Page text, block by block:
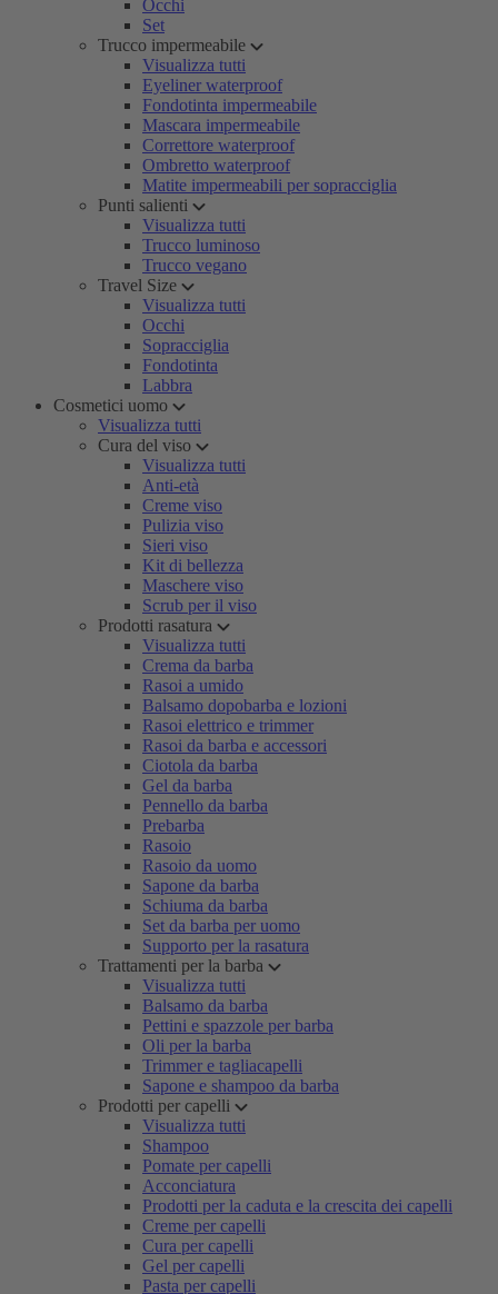
Occhi
Set
Trucco impermeabile
Visualizza tutti
Eyeliner waterproof
Fondotinta impermeabile
Mascara impermeabile
Correttore waterproof
Ombretto waterproof
Matite impermeabili per sopracciglia
Punti salienti
Visualizza tutti
Trucco luminoso
Trucco vegano
Travel Size
Visualizza tutti
Occhi
Sopracciglia
Fondotinta
Labbra
Cosmetici uomo
Visualizza tutti
Cura del viso
Visualizza tutti
Anti-età
Creme viso
Pulizia viso
Sieri viso
Kit di bellezza
Maschere viso
Scrub per il viso
Prodotti rasatura
Visualizza tutti
Crema da barba
Rasoi a umido
Balsamo dopobarba e lozioni
Rasoi elettrico e trimmer
Rasoi da barba e accessori
Ciotola da barba
Gel da barba
Pennello da barba
Prebarba
Rasoio
Rasoio da uomo
Sapone da barba
Schiuma da barba
Set da barba per uomo
Supporto per la rasatura
Trattamenti per la barba
Visualizza tutti
Balsamo da barba
Pettini e spazzole per barba
Oli per la barba
Trimmer e tagliacapelli
Sapone e shampoo da barba
Prodotti per capelli
Visualizza tutti
Shampoo
Pomate per capelli
Acconciatura
Prodotti per la caduta e la crescita dei capelli
Creme per capelli
Cura per capelli
Gel per capelli
Pasta per capelli